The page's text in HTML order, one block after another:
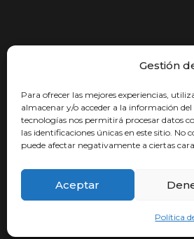
Gestión
Para ofrecer las mejores experiencias,
almacenar y/o acceder a la información
tecnologías nos permitirá procesar datos
las identificaciones únicas en este sitio.
puede afectar negativamente a ciertas
Aceptar
Política
Nuestra experiencia
aconsejarte y